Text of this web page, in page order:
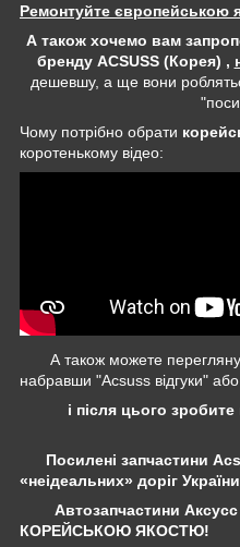
Ремонтуйте європейською
А також хочемо вам
бренду ACSUSS (Корея) ,
дешевшу, а ще вони
Чому потрібно обрати
коротенькому відео:
А також можете
набравши "Acsuss відгуки" або
і після цього
Посилені запчастини
«неідеальних» доріг
Автозапчастини
КОРЕЙСЬКОЮ ЯКОСТЮ!